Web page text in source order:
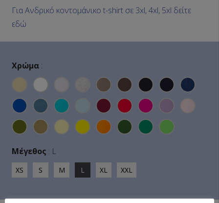
Για Ανδρικό κοντομάνικο t-shirt σε 3xl, 4xl, 5xl δείτε
εδώ
Χρώμα :
Μέγεθος : L
XS S M L XL XXL